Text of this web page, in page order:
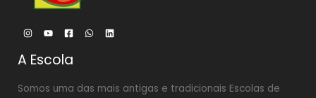
A Escola
Somos uma das mais antigas e tradicionais Escolas de